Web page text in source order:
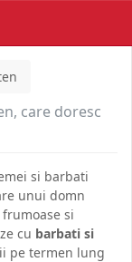
care doresc
si barbati
unui domn
si
cu barbati si
pe termen lung